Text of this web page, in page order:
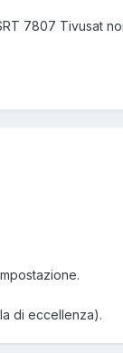
7807 Tivusat
di eccellenza).